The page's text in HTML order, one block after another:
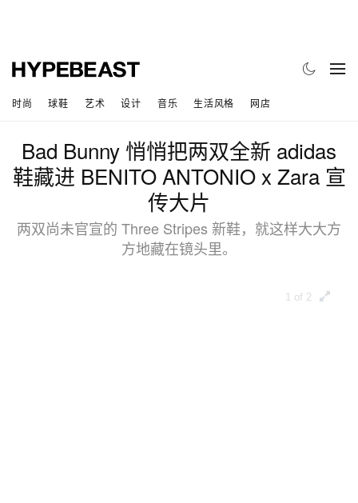
时尚 球鞋 艺术 设计 音乐 生活风格 网店
Bad Bunny 悄悄把两双全新 adidas
鞋藏进 BENITO ANTONIO x Zara 宣
传大片
两双尚未官宣的 Three Stripes 新鞋，就这样大大方
方地藏在镜头里。
1 of 2